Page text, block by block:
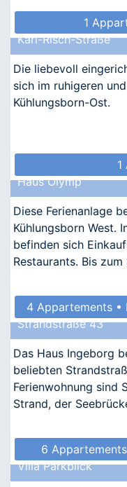
1
Karl-Risch-Straße
Die liebevoll
sich im ruhigeren
Kühlungsborn-Ost.
1
Haus Olymp
Diese Ferienanlage
Kühlungsborn West.
befinden sich
Restaurants. Bis
4 Appartements •
Strandstraße 43
Das Haus Ingeborg
beliebten
Ferienwohnung sind
Strand, der
6
Villa Parkblick